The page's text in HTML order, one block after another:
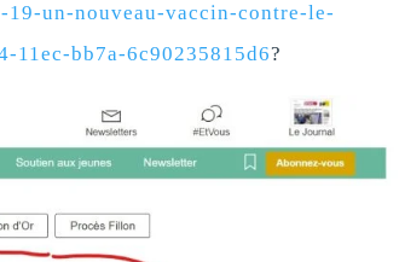
un-nouveau-vaccin-contre-le-
11ec-bb7a-6c90235815d6?